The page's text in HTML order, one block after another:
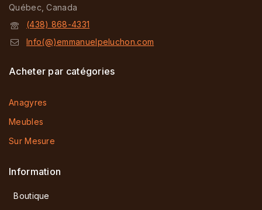
Québec, Canada
(438) 868-4331
Info(@)emmanuelpeluchon.com
Acheter par catégories
Anagyres
Meubles
Sur Mesure
Information
Boutique